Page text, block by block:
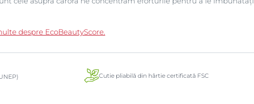
despre EcoBeautyScore.
Cutie pliabilă din hârtie certificată FSC